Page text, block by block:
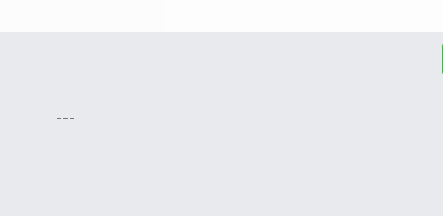
---